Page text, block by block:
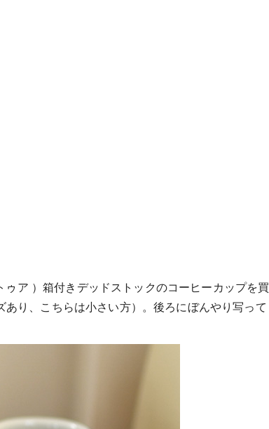
ア ）箱付きデッドストックのコーヒーカップを買
り、こちらは小さい方）。後ろにぼんやり写って